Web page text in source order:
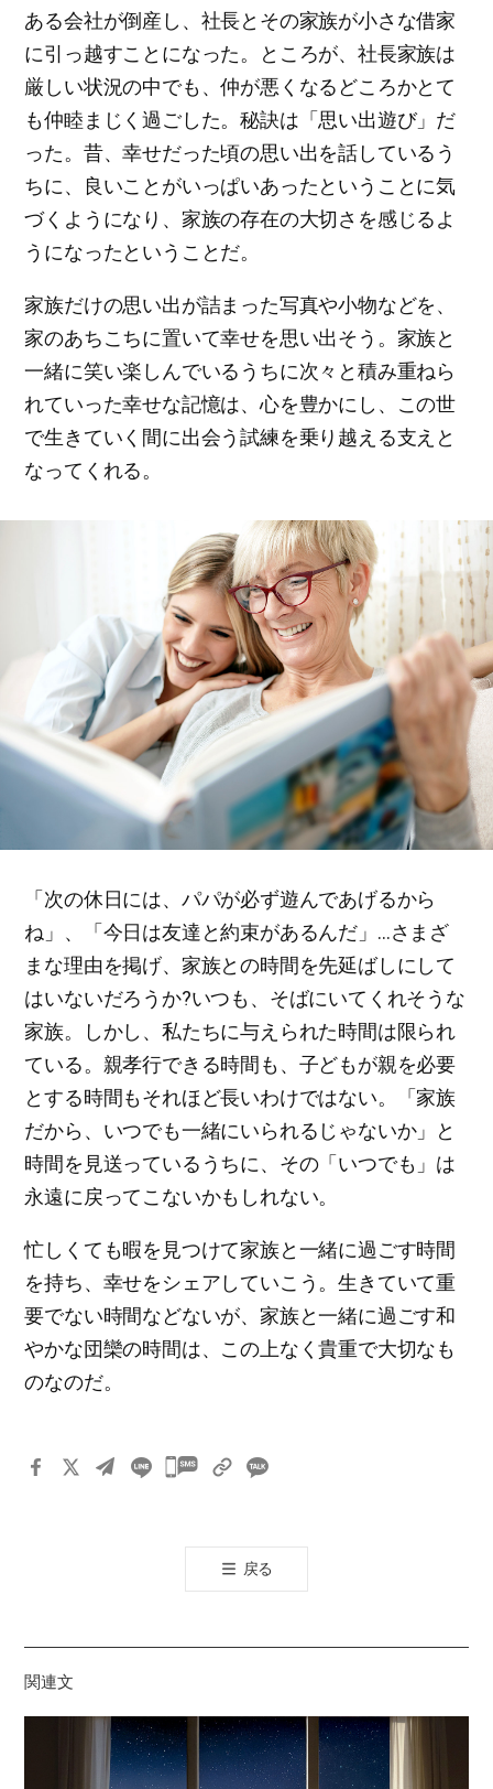
ある会社が倒産し、社長とその家族が小さな借家
に引っ越すことになった。ところが、社長家族は
厳しい状況の中でも、仲が悪くなるどころかとて
も仲睦まじく過ごした。秘訣は「思い出遊び」だ
った。昔、幸せだった頃の思い出を話しているう
ちに、良いことがいっぱいあったということに気
づくようになり、家族の存在の大切さを感じるよ
うになったということだ。
家族だけの思い出が詰まった写真や小物などを、
家のあちこちに置いて幸せを思い出そう。家族と
一緒に笑い楽しんでいるうちに次々と積み重ねら
れていった幸せな記憶は、心を豊かにし、この世
で生きていく間に出会う試練を乗り越える支えと
なってくれる。
「次の休日には、パパが必ず遊んであげるから
ね」、「今日は友達と約束があるんだ」…さまざ
まな理由を掲げ、家族との時間を先延ばしにして
はいないだろうか?いつも、そばにいてくれそうな
家族。しかし、私たちに与えられた時間は限られ
ている。親孝行できる時間も、子どもが親を必要
とする時間もそれほど長いわけではない。「家族
だから、いつでも一緒にいられるじゃないか」と
時間を見送っているうちに、その「いつでも」は
永遠に戻ってこないかもしれない。
忙しくても暇を見つけて家族と一緒に過ごす時間
を持ち、幸せをシェアしていこう。生きていて重
要でない時間などないが、家族と一緒に過ごす和
やかな団欒の時間は、この上なく貴重で大切なも
のなのだ。
카
톡
공
기
戻る
関連文